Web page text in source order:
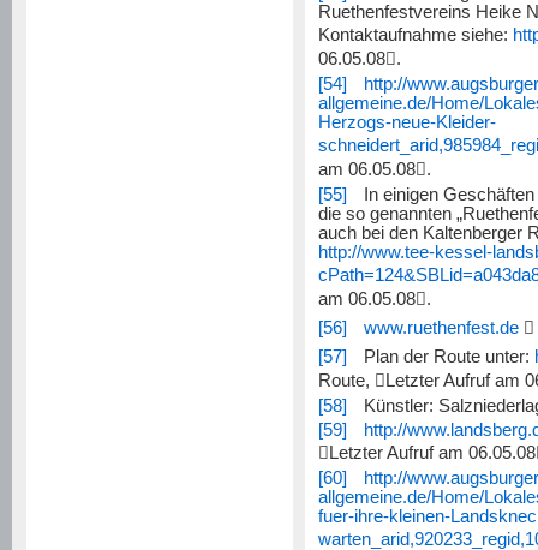
Ruethenfestvereins Heike
Kontaktaufnahme siehe:
06.05.08.
[54]
http://
allgemeine.de/Home/
Herzogs-neue-Kleider-
am 06.05.08.
[55]
In einigen
die so genannten
auch bei den Kaltenberger
http://www.tee-kessel-
am 06.05.08.
[56]
www.ruethenfest.de 
[57]
Plan der Route unter:
Route,  Letzter Aufruf am
[58]
Künstler:
[59]
http://
 Letzter Aufruf am 06.05.08
[60]
http://
allgemeine.de/Home/
fuer-ihre-kleinen-